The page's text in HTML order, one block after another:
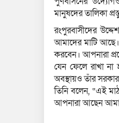
মানুষদের তালিকা
রংপুরবাসীদের
আমাদের মাটি
করবেন। আপনারা
যেন ফেলে রাখা না
অবস্থায়ও তাঁর
তিনি বলেন, “এই
আপনারা আছেন